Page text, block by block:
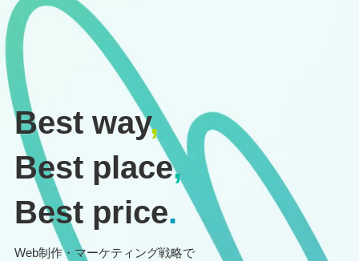
Best way,
Best place,
Best price.
Web制作・マーケティング戦略で